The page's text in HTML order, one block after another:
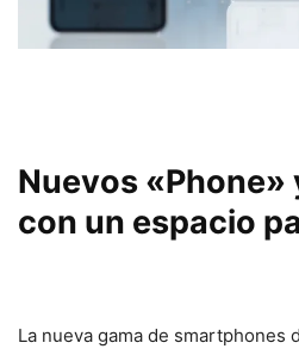
Nuevos «Phone»
con un espacio
La nueva gama de smartphones